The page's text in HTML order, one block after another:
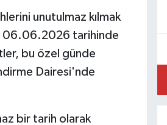
unutulmaz kılmak
06.06.2026 tarihinde
bu özel günde
Dairesi'nde
bir tarih olarak